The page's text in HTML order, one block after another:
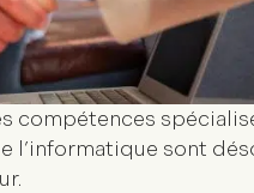
compétences
l’informatique sont